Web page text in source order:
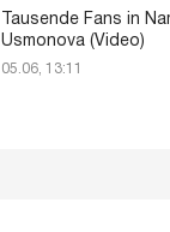
Tausende Fans in
Usmonova (Video)
05.06, 13:11